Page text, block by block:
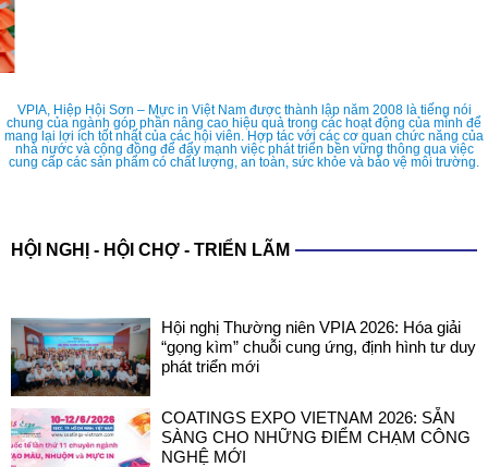
VPIA, Hiệp Hội Sơn – Mực in Việt Nam được thành lập năm 2008 là tiếng nói
chung của ngành góp phần nâng cao hiệu quả trong các hoạt động của mình để
mang lại lợi ích tốt nhất của các hội viên. Hợp tác với các cơ quan chức năng của
nhà nước và cộng đồng để đẩy mạnh việc phát triển bền vững thông qua việc
cung cấp các sản phẩm có chất lượng, an toàn, sức khỏe và bảo vệ môi trường.
HỘI NGHỊ - HỘI CHỢ - TRIỂN LÃM
Hội nghị Thường niên VPIA 2026: Hóa giải
“gọng kìm” chuỗi cung ứng, định hình tư duy
phát triển mới
COATINGS EXPO VIETNAM 2026: SẴN
SÀNG CHO NHỮNG ĐIỂM CHẠM CÔNG
NGHỆ MỚI